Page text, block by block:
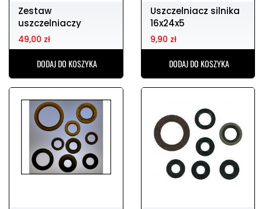
Zestaw
uszczelniaczy
silnikowych HONDA
cr250 02-04
49,00 zł
DODAJ DO KOSZYKA
Uszczelniacz silnika
16x24x5
9,90 zł
DODAJ DO KOSZYKA